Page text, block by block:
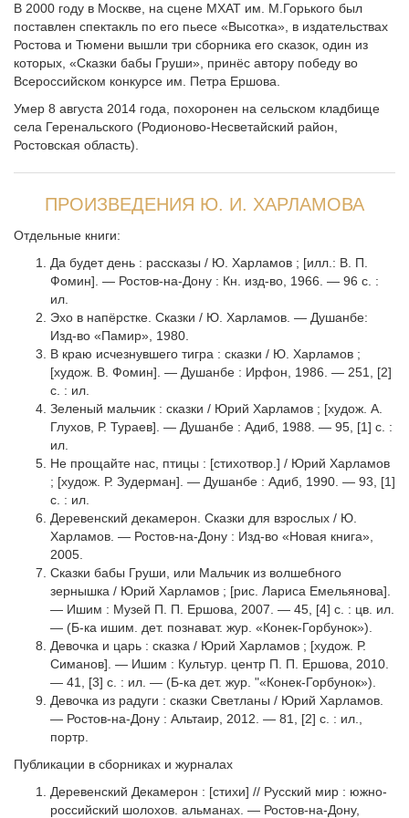
В 2000 году в Москве, на сцене МХАТ им. М.Горького был
поставлен спектакль по его пьесе «Высотка», в издательствах
Ростова и Тюмени вышли три сборника его сказок, один из
которых, «Сказки бабы Груши», принёс автору победу во
Всероссийском конкурсе им. Петра Ершова.
Умер 8 августа 2014 года, похоронен на сельском кладбище
села Геренальского (Родионово-Несветайский район,
Ростовская область).
ПРОИЗВЕДЕНИЯ Ю. И. ХАРЛАМОВА
Отдельные книги:
Да будет день : рассказы / Ю. Харламов ; [илл.: В. П.
Фомин]. — Ростов-на-Дону : Кн. изд-во, 1966. — 96 с. :
ил.
Эхо в напёрстке. Сказки / Ю. Харламов. — Душанбе:
Изд-во «Памир», 1980.
В краю исчезнувшего тигра : сказки / Ю. Харламов ;
[худож. В. Фомин]. — Душанбе : Ирфон, 1986. — 251, [2]
с. : ил.
Зеленый мальчик : сказки / Юрий Харламов ; [худож. А.
Глухов, Р. Тураев]. — Душанбе : Адиб, 1988. — 95, [1] c. :
ил.
Не прощайте нас, птицы : [стихотвор.] / Юрий Харламов
; [худож. Р. Зудерман]. — Душанбе : Адиб, 1990. — 93, [1]
с. : ил.
Деревенский декамерон. Сказки для взрослых / Ю.
Харламов. — Ростов-на-Дону : Изд-во «Новая книга»,
2005.
Сказки бабы Груши, или Мальчик из волшебного
зернышка / Юрий Харламов ; [рис. Лариса Емельянова].
— Ишим : Музей П. П. Ершова, 2007. — 45, [4] с. : цв. ил.
— (Б-ка ишим. дет. познават. жур. «Конек-Горбунок»).
Девочка и царь : сказка / Юрий Харламов ; [худож. Р.
Симанов]. — Ишим : Культур. центр П. П. Ершова, 2010.
— 41, [3] с. : ил. — (Б-ка дет. жур. "«Конек-Горбунок»).
Девочка из радуги : сказки Светланы / Юрий Харламов.
— Ростов-на-Дону : Альтаир, 2012. — 81, [2] с. : ил.,
портр.
Публикации в сборниках и журналах
Деревенский Декамерон : [стихи] // Русский мир : южно-
российский шолохов. альманах. — Ростов-на-Дону,